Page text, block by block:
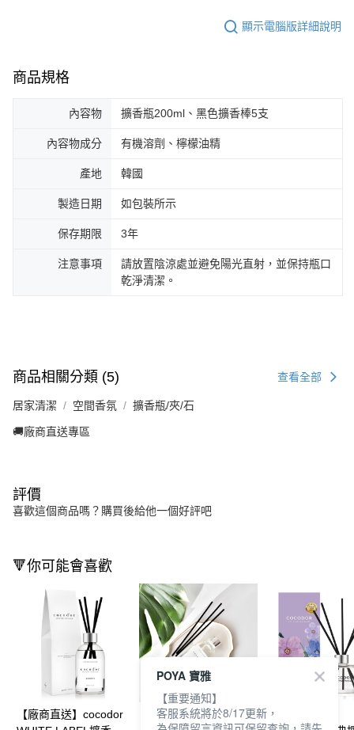
顯示電腦版詳細說明
商品規格
內容物 擴香瓶200ml、黑色擴香棒5支
內容物成分 有機溶劑、檸檬油精
產地 韓國
製造日期 如包裝所示
保存期限 3年
注意事項
請放置陰涼處並避免陽光直射，並保持瓶口
乾淨清潔。
商品相關分類 (5) 查看全部
居家清潔 空間香氛 擴香瓶/夾/石
🚚廠商直送專區
評價
喜歡這個商品嗎？購買後給他一個好評吧
🔻你可能會喜歡
【廠商直送】cocodor
【廠商直送】
【廠商直送】
POYA 寶雅
【重要通知】
客服系統將於8/17更新，